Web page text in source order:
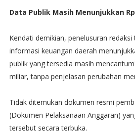
Data Publik Masih Menunjukkan
Kendati demikian, penelusuran
informasi keuangan daerah
publik yang tersedia masih
miliar, tanpa penjelasan perubahan
Tidak ditemukan dokumen resmi
(Dokumen Pelaksanaan Anggaran)
tersebut secara terbuka.